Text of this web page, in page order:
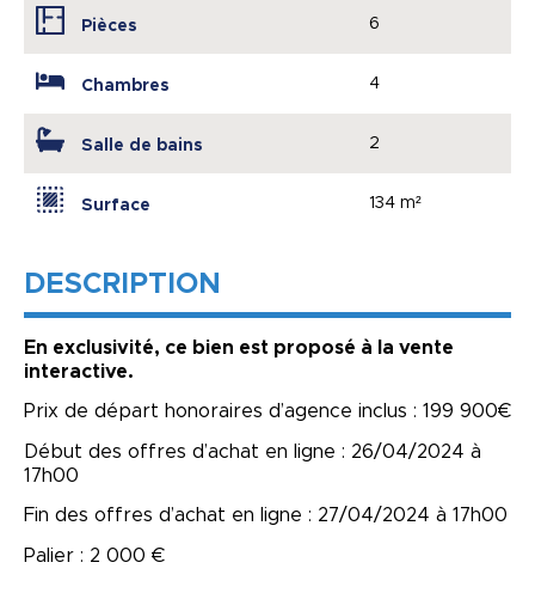
Pièces 6
Chambres 4
Salle de bains 2
Surface 134 m²
DESCRIPTION
En exclusivité, ce bien est proposé à la vente
interactive.
Prix de départ honoraires d’agence inclus : 199 900€
Début des offres d’achat en ligne : 26/04/2024 à
17h00
Fin des offres d’achat en ligne : 27/04/2024 à 17h00
Palier : 2 000 €